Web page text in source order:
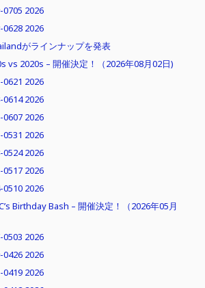
0705 2026
0628 2026
がラインナップを発表
vs 2020s – 開催決定！（2026年08月02日)
0621 2026
0614 2026
0607 2026
0531 2026
0524 2026
0517 2026
0510 2026
Birthday Bash – 開催決定！（2026年05月
0503 2026
0426 2026
0419 2026